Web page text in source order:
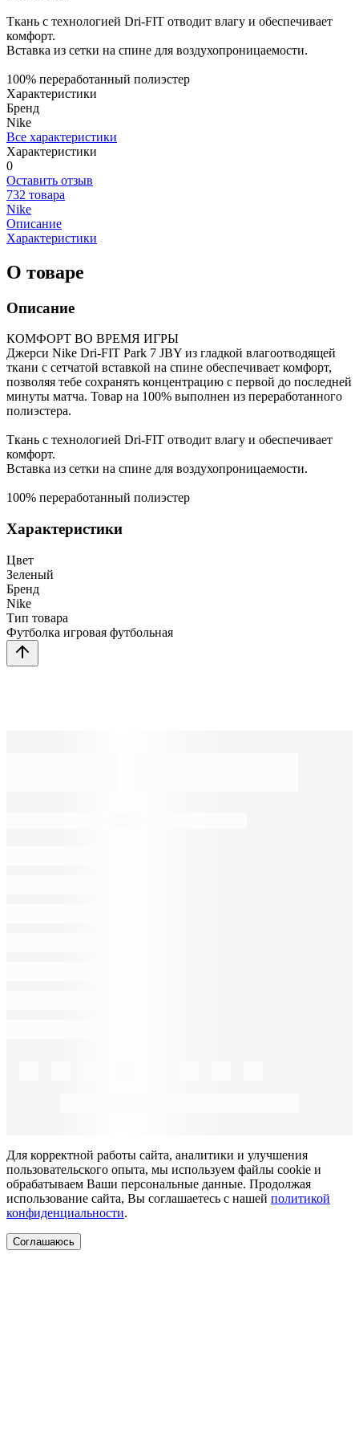
Ткань с технологией Dri-FIT отводит влагу и обеспечивает
комфорт.
Вставка из сетки на спине для воздухопроницаемости.
100% переработанный полиэстер
Характеристики
Бренд
Nike
Все характеристики
Характеристики
0
Оставить отзыв
732 товара
Nike
Описание
Характеристики
О товаре
Описание
КОМФОРТ ВО ВРЕМЯ ИГРЫ
Джерси Nike Dri-FIT Park 7 JBY из гладкой влагоотводящей
ткани с сетчатой вставкой на спине обеспечивает комфорт,
позволяя тебе сохранять концентрацию с первой до последней
минуты матча. Товар на 100% выполнен из переработанного
полиэстера.
Ткань с технологией Dri-FIT отводит влагу и обеспечивает
комфорт.
Вставка из сетки на спине для воздухопроницаемости.
100% переработанный полиэстер
Характеристики
Цвет
Зеленый
Бренд
Nike
Тип товара
Футболка игровая футбольная
Для корректной работы сайта, аналитики и улучшения
пользовательского опыта, мы используем файлы cookie и
обрабатываем Ваши персональные данные. Продолжая
использование сайта, Вы соглашаетесь с нашей политикой
конфиденциальности.
Соглашаюсь